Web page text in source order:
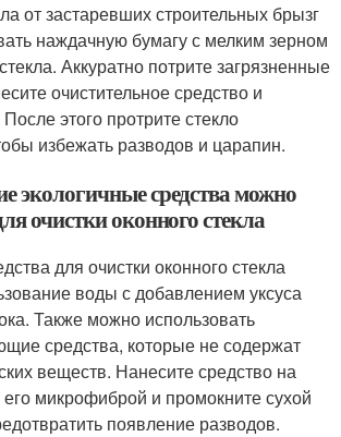
от застаревших строительных брызг
наждачную бумагу с мелким зерном
Аккуратно потрите загрязненные
очистительное средство и
этого протрите стекло
избежать разводов и царапин.
экологичные средства можно
очистки оконного стекла
для очистки оконного стекла
воды с добавлением уксуса
Также можно использовать
средства, которые не содержат
веществ. Нанесите средство на
его микрофиброй и промокните сухой
появление разводов.